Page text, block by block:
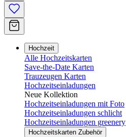
Hochzeit
Alle Hochzeitskarten
Save-the-Date Karten
Trauzeugen Karten
Hochzeitseinladungen
Neue Kollektion
Hochzeitseinladungen mit Foto
Hochzeitseinladungen schlicht
Hochzeitseinladungen greenery
Hochzeitskarten Zubehör